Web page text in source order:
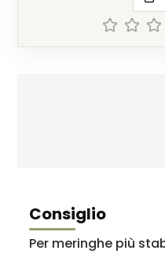
Consiglio
Per meringhe più